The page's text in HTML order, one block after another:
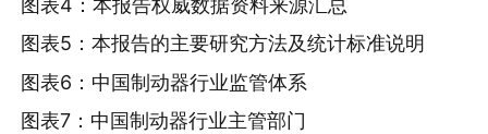
图表4：本报告权威数据资料来源汇总
图表5：本报告的主要研究方法及统计标准说明
图表6：中国制动器行业监管体系
图表7：中国制动器行业主管部门